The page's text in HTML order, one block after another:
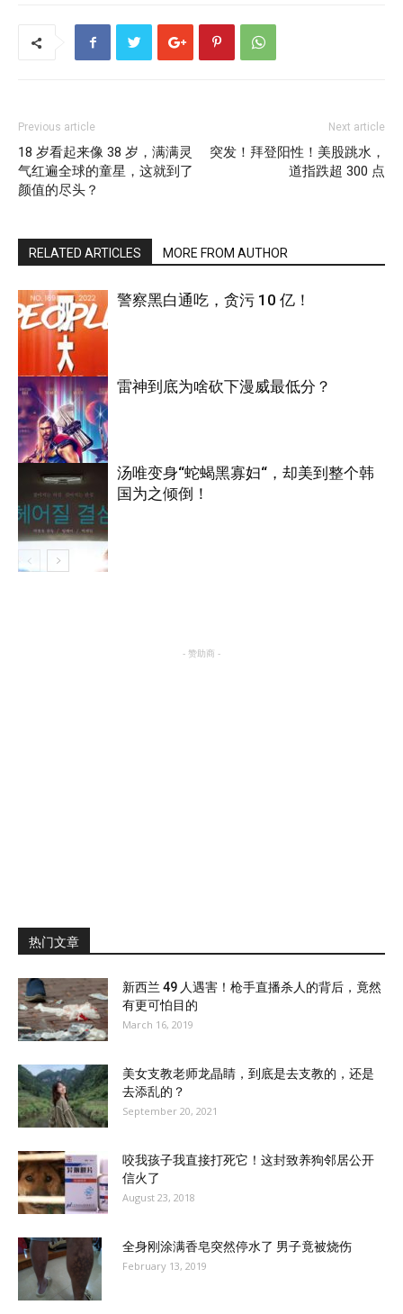
Previous article
18 岁看起来像 38 岁，满满灵
气红遍全球的童星，这就到了
颜值的尽头？
Next article
突发！拜登阳性！美股跳水，
道指跌超 300 点
RELATED ARTICLES MORE FROM AUTHOR
电影
警察黑白通吃，贪污 10 亿！
电影
雷神到底为啥砍下漫威最低分？
汤唯变身“蛇蝎黑寡妇“，却美到整个韩
国为之倾倒！
- 赞助商 -
热门文章
新西兰 49 人遇害！枪手直播杀人的背后，竟然
有更可怕目的
March 16, 2019
美女支教老师龙晶睛，到底是去支教的，还是
去添乱的？
September 20, 2021
咬我孩子我直接打死它！这封致养狗邻居公开
信火了
August 23, 2018
全身刚涂满香皂突然停水了 男子竟被烧伤
February 13, 2019